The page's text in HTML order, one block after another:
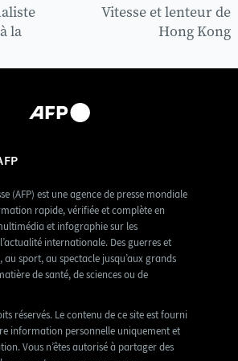
Vitesse et lenteur de
Hong Kong
la
(AFP) est une agence de presse mondiale
rapide, vérifiée et complète en
et infographie sur les
internationale. Des guerres et
sport, au spectacle jusqu’aux grands
de santé, de sciences ou de
réservés. Le contenu de ce site est fourni
information personnelle uniquement et
Vous n’êtes autorisé à partager des